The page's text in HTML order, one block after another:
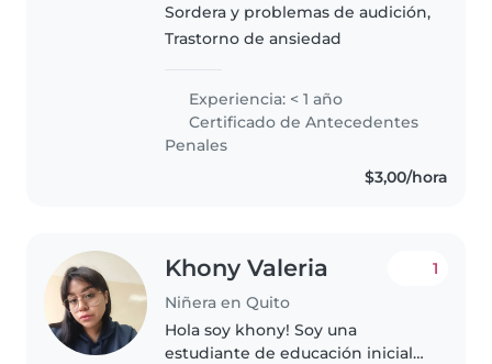
experiencia con niños con
necesidades especiales..
Sordera y problemas de audición,
Trastorno de ansiedad
Experiencia: < 1 año
Certificado de Antecedentes
Penales
$3,00/hora
Khony Valeria
Niñera en Quito
1
Hola soy khony! Soy una
estudiante de educación inicial